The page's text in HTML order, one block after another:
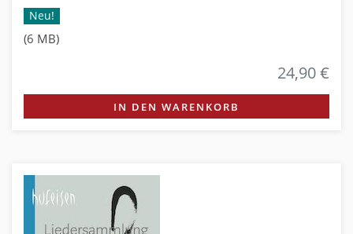
Neu!
(6 MB)
24,90 €
IN DEN WARENKORB